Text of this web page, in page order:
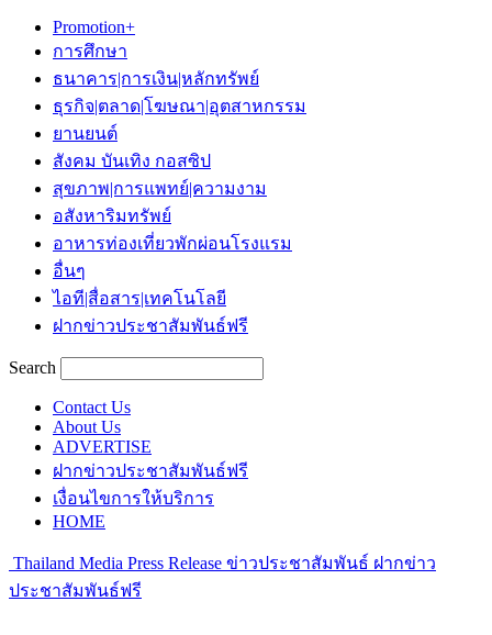
Promotion+
การศึกษา
ธนาคาร|การเงิน|หลักทรัพย์
ธุรกิจ|ตลาด|โฆษณา|อุตสาหกรรม
ยานยนต์
สังคม บันเทิง กอสซิป
สุขภาพ|การแพทย์|ความงาม
อสังหาริมทรัพย์
อาหารท่องเที่ยวพักผ่อนโรงแรม
อื่นๆ
ไอที|สื่อสาร|เทคโนโลยี
ฝากข่าวประชาสัมพันธ์ฟรี
Search
Contact Us
About Us
ADVERTISE
ฝากข่าวประชาสัมพันธ์ฟรี
เงื่อนไขการให้บริการ
HOME
Thailand Media Press Release ข่าวประชาสัมพันธ์ ฝากข่าว
ประชาสัมพันธ์ฟรี